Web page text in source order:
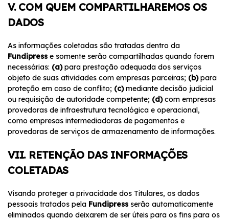
V. COM QUEM COMPARTILHAREMOS OS
DADOS
As informações coletadas são tratadas dentro da
Fundipress e somente serão compartilhadas quando forem
necessárias: (a)para prestação adequada dos serviços
objeto de suas atividades com empresas parceiras; (b)para
proteção em caso de conflito; (c)mediante decisão judicial
ou requisição de autoridade competente; (d)com empresas
provedoras de infraestrutura tecnológica e operacional,
como empresas intermediadoras de pagamentos e
provedoras de serviços de armazenamento de informações.
VII. RETENÇÃO DAS INFORMAÇÕES
COLETADAS
Visando proteger a privacidade dos Titulares, os dados
pessoais tratados pela Fundipress serão automaticamente
eliminados quando deixarem de ser úteis para os fins para os